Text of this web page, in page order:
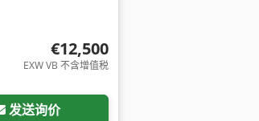
€12,500
EXW VB 不含增值税
发送询价